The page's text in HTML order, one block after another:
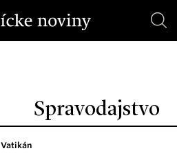
Spravodajstvo
Vatikán